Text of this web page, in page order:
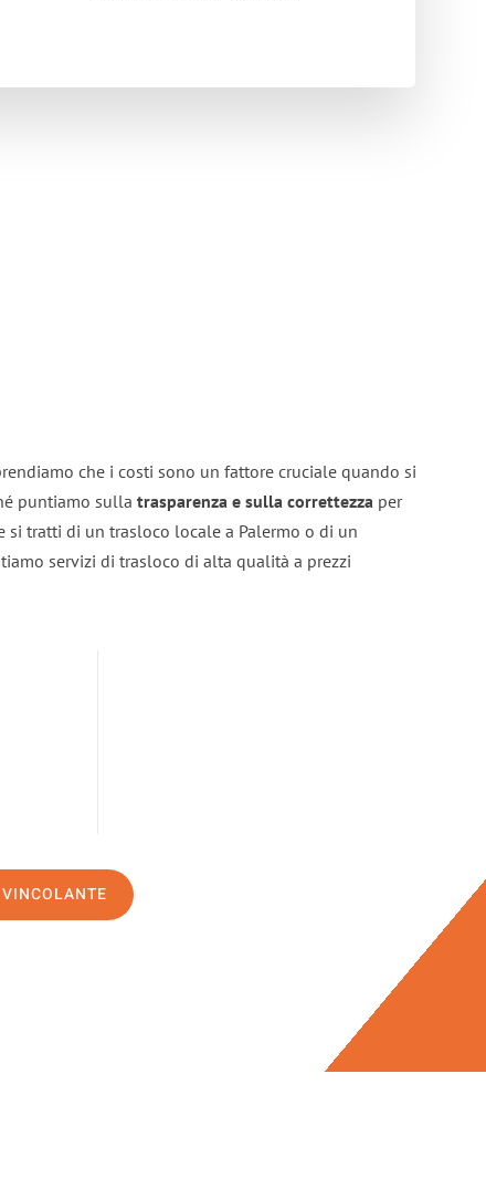
che i costi sono un fattore cruciale quando si
puntiamo sulla trasparenza e sulla correttezza per
si tratti di un trasloco locale a Palermo o di un
servizi di trasloco di alta qualità a prezzi